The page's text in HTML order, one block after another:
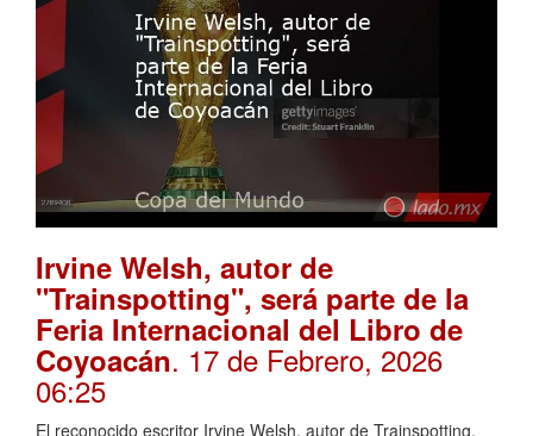
Irvine Welsh, autor de
"Trainspotting", será parte de la
Feria Internacional del Libro de
Coyoacán. 17 de Febrero, 2026
06:25
El reconocido escritor Irvine Welsh, autor de Trainspotting,